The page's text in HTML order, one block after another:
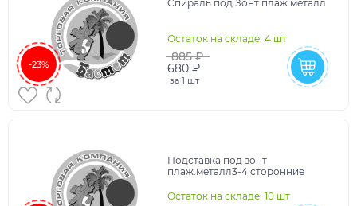
-23%
Спираль под Зонт плаж.металл
Остаток на складе: 4 шт
885 ₽
680 ₽
за 1 шт
Подставка под зонт
плаж.металл3-4 сторонние
Остаток на складе: 10 шт